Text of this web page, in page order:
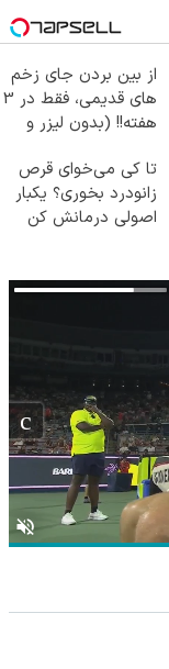
از بین بردن جای زخم
های قدیمی، فقط در 3
هفته!! (بدون لیزر و
تا کی می‌خوای قرص
زانودرد بخوری؟ یکبار
اصولی درمانش کن